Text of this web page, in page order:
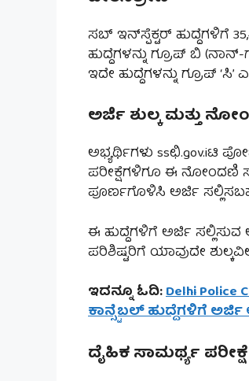
ಸಬ್ ಇನ್‌ಸ್ಪೆಕ್ಟರ್ ಹುದ್ದೆಗಳಿಗೆ
ಹುದ್ದೆಗಳನ್ನು ಗ್ರೂಪ್ ಬಿ
ಇದೇ ಹುದ್ದೆಗಳನ್ನು ಗ್ರೂಪ್
ಅರ್ಜಿ ಶುಲ್ಕ ಮತ್ತು
ಅಭ್ಯರ್ಥಿಗಳು ssಛಿ.gov.iಟಿ
ಪರೀಕ್ಷೆಗಳಿಗೂ ಈ ನೋಂದಣಿ
ಪೂರ್ಣಗೊಳಿಸಿ ಅರ್ಜಿ
ಈ ಹುದ್ದೆಗಳಿಗೆ ಅರ್ಜಿ
ಪರಿಶಿಷ್ಟರಿಗೆ ಯಾವುದೇ
ಇದನ್ನೂ ಓದಿ:Delhi
ಕಾನ್ಸ್ಟೆಬಲ್ ಹುದ್ದೆಗಳಿಗೆ
ದೈಹಿಕ ಸಾಮರ್ಥ್ಯ ಪರೀಕ್ಷೆ